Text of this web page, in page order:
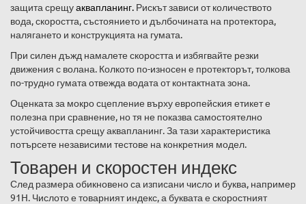
защита срещуаквапланинг. Рискът зависи от количеството
вода, скоростта, състоянието и дълбочината на протектора,
налягането и конструкцията на гумата.
При силен дъжд намалете скоростта и избягвайте резки
движения с волана. Колкото по-износен е протекторът, толкова
по-трудно гумата отвежда водата от контактната зона.
Оценката за мокро сцепление върху европейския етикет е
полезна при сравнение, но тя не показва самостоятелно
устойчивостта срещу аквапланинг. За тази характеристика
потърсете независими тестове на конкретния модел.
Товарен и скоростен индекс
След размера обикновено са изписани число и буква, например
91H. Числото е товарният индекс, а буквата е скоростният